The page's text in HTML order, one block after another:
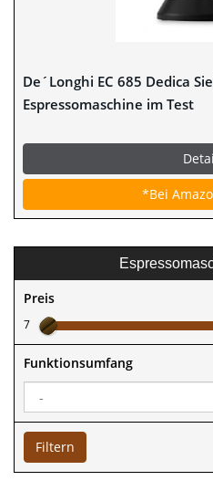
De´Longhi EC 685 Dedica
Espressomaschine im Test
*Bei
Preis
7
Funktionsumfang
Filtern